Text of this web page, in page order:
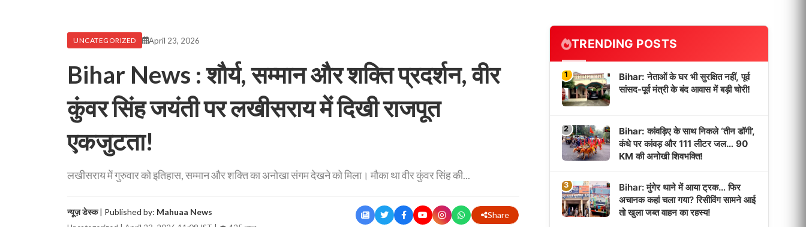
UNCATEGORIZED April 23, 2026
Bihar News : शौर्य, सम्मान और शक्ति प्रदर्शन, वीर
कुंवर सिंह जयंती पर लखीसराय में दिखी राजपूत
एकजुटता!
लखीसराय में गुरुवार को इतिहास, सम्मान और शक्ति का अनोखा संगम देखने को मिला। मौका था वीर कुंवर सिंह की...
न्यूज़ डेस्क| Published by: Mahuaa News Share
TRENDING POSTS
1
Bihar: नेताओं के घर भी सुरक्षित नहीं, पूर्व
सांसद-पूर्व मंत्री के बंद आवास में बड़ी चोरी!
2
Bihar: कांवड़िए के साथ निकले ‘तीन डॉगी’,
कंधे पर कांवड़ और 111 लीटर जल… 90
KM की अनोखी शिवभक्ति!
3
Bihar: मुंगेर थाने में आया ट्रक… फिर
अचानक कहां चला गया? रिसीविंग सामने आई
तो खुला जब्त वाहन का रहस्य!